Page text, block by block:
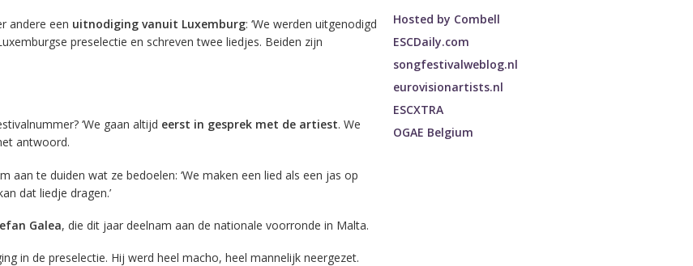
andere een uitnodiging vanuit Luxemburg: ‘We werden uitgenodigd
preselectie en schreven twee liedjes. Beiden zijn
‘We gaan altijd eerst in gesprek met de artiest. We
antwoord.
aan te duiden wat ze bedoelen: ‘We maken een lied als een jas op
dat liedje dragen.’
Galea, die dit jaar deelnam aan de nationale voorronde in Malta.
in de preselectie. Hij werd heel macho, heel mannelijk neergezet.
Hosted by Combell
ESCDaily.com
songfestivalweblog.nl
eurovisionartists.nl
ESCXTRA
OGAE Belgium